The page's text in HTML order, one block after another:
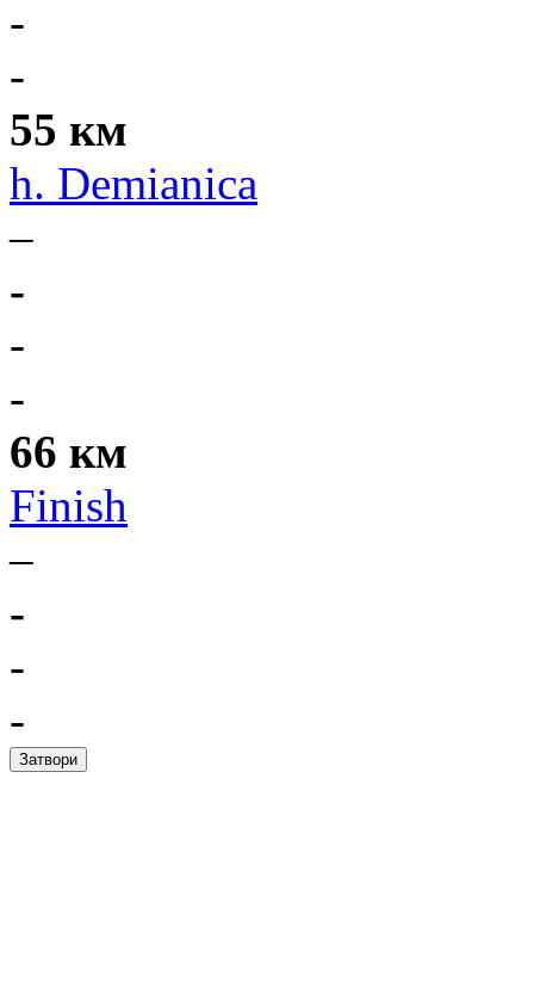
-
-
55 км
h. Demianica
–
-
-
-
66 км
Finish
–
-
-
-
Затвори